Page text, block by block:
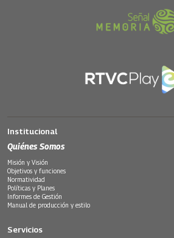
Institucional
Quiénes Somos
Misión y Visión
Objetivos y funciones
Normatividad
Políticas y Planes
Informes de Gestión
Manual de producción y estilo
Servicios